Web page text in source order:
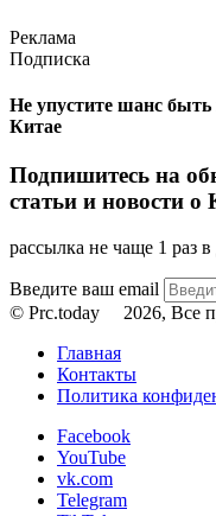
Реклама
Подписка
Не упустите шанс быть
Китае
Подпишитесь на
статьи и новости о
рассылка не чаще 1 раз в
Введите ваш email
© Prc.today
2026, Все
Главная
Контакты
Политика
Facebook
YouTube
vk.com
Telegram